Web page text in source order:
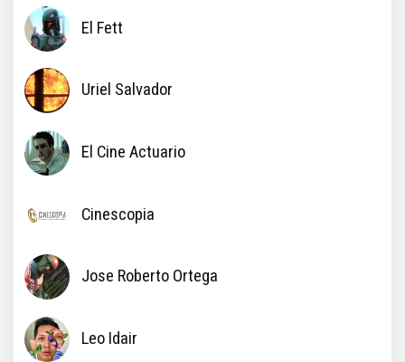
El Fett
Uriel Salvador
El Cine Actuario
Cinescopia
Jose Roberto Ortega
Leo Idair